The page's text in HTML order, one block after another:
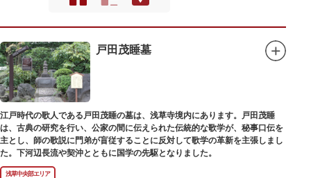
戸田茂睡墓
江戸時代の歌人である戸田茂睡の墓は、浅草寺境内にあります。戸田茂睡
は、古典の研究を行い、公家の間に伝えられた伝統的な歌学が、秘事口伝を
主とし、師の歌説に門弟が盲従することに反対して歌学の革新を主張しまし
た。下河辺長流や契沖とともに国学の先駆となりました。
浅草中央部エリア